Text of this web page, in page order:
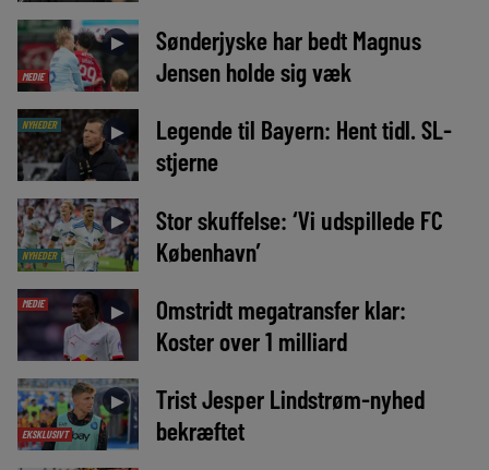
MEDIE
►
Sønderjyske har bedt Magnus
Jensen holde sig væk
NYHEDER ►
Legende til Bayern: Hent tidl. SL-
stjerne
NYHEDER
►
Stor skuffelse: ‘Vi udspillede FC
København’
MEDIE ►
Omstridt megatransfer klar:
Koster over 1 milliard
EKSKLUSIVT
►
Trist Jesper Lindstrøm-nyhed
bekræftet